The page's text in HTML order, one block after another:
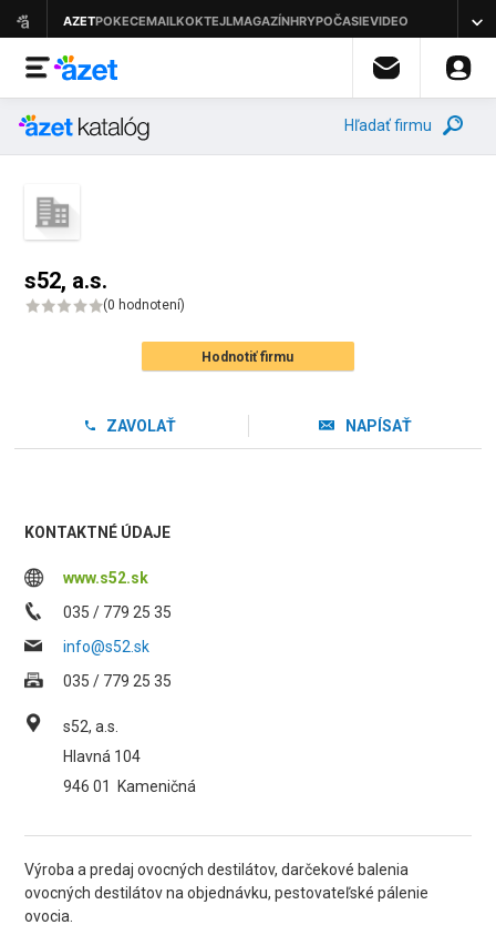
Hľadať firmu
s52, a.s.
(0 hodnotení)
Hodnotiť firmu
ZAVOLAŤ NAPÍSAŤ
KONTAKTNÉ ÚDAJE
www.s52.sk
035 / 779 25 35
info@s52.sk
035 / 779 25 35
s52, a.s.
Hlavná 104
946 01
Kameničná
Výroba a predaj ovocných destilátov, darčekové balenia
ovocných destilátov na objednávku, pestovateľské pálenie
ovocia.